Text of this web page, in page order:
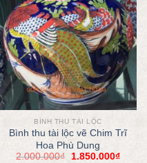
BÌNH THU TÀI LỘC
Bình thu tài lộc vẽ Chim Trĩ
Hoa Phù Dung
2.000.000₫ 1.850.000₫